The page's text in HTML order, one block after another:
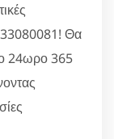
Θα
24ωρο 365